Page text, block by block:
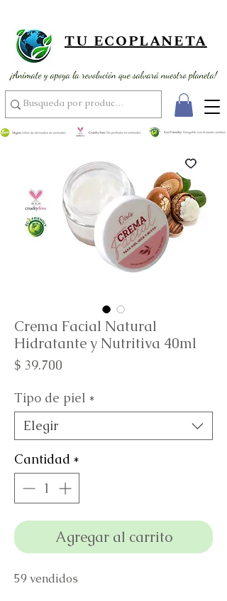
TU ECOPLANETA
Crema Facial Natural
Hidratante y Nutritiva 40ml
$ 39.700
Tipo de piel *
Elegir
Cantidad *
Agregar al carrito
59 vendidos